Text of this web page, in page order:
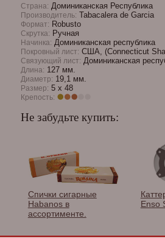
Страна: Доминиканская Республика
Производитель: Tabacalera de Garcia
Формат: Robusto
Скрутка: Ручная
Начинка: Доминиканская республика
Покровный лист: США, (Connecticut
Связующий лист: Доминиканская
Длина: 127 мм.
Диаметр: 19,1 мм.
Размер: 5 х 48
Крепость:
Не забудьте купить:
Спички сигарные
Habanos в
ассортименте.
Enso